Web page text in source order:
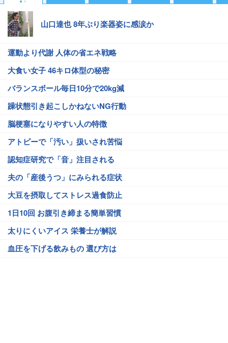
山口達也 8年ぶり楽器姿に感涙か
運動より代謝 人体の省エネ戦略
大食い女子 46キロ体型の秘密
バランスボール毎日10分で20kg減
躁状態引き起こしかねないNG行動
脳梗塞になりやすい人の特徴
アトピーで「汚い」扱いされ苦悩
認知症研究で「音」注目される
夫の「産後うつ」にみられる症状
大豆を摂取してストレス過食防止
1日10回 お腹引き締まる簡単習慣
太りにくいアイス 栄養士が解説
血圧を下げる飲みもの 選び方は